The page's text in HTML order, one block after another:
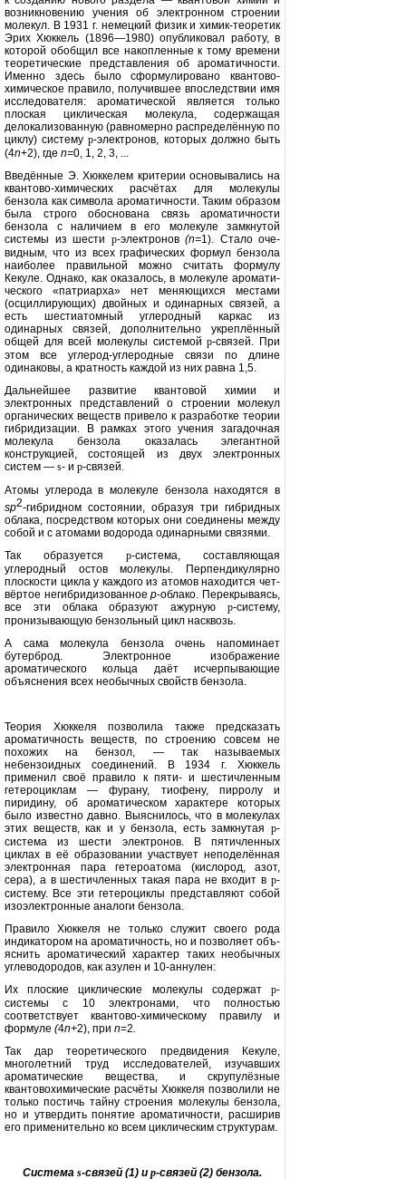
возникновению учения об электрон­ном строении
молекул. В 1931 г. не­мецкий физик и химик-теоретик
Эрих Хюккель (1896—1980) опубли­ковал работу, в
которой обобщил все накопленные к тому времени
теоретические представления об аро­матичности.
Именно здесь было сформулировано квантово-
химическое правило, получившее впос­ледствии имя
исследователя: арома­тической является только
плоская циклическая молекула, содержащая
делокализованную (равномерно рас­пределённую по
циклу) системуp-электронов, которых должно быть
(4n+2), где n=0, 1, 2, 3, ...
Введённые Э. Хюккелем критерии основывались на
квантово-химических расчётах для молекулы
бензола как символа ароматичности. Таким образом
была строго обоснована связь ароматичности
бензола с наличием в его молекуле замкнутой
системы из шести p-электронов (n=1). Стало оче­
видным, что из всех графических формул бензола
наиболее правильной можно считать формулу
Кекуле. Одна­ко, как оказалось, в молекуле аромати­
ческого «патриарха» нет меняющихся местами
(осциллирующих) двойных и одинарных связей, а
есть шестиатом­ный углеродный каркас из
одинарных связей, дополнительно укреплённый
общей для всей молекулы системойp-связей. При
этом все углерод-угле­родные связи по длине
одинаковы, а кратность каждой из них равна 1,5.
Дальнейшее развитие квантовой химии и
электронных представлений о строении молекул
органических ве­ществ привело к разработке теории
гибридизации. В рамках этого учения загадочная
молекула бензола оказа­лась элегантной
конструкцией, состо­ящей из двух электронных
систем — s- и p-связей.
Атомы углерода в молекуле бензо­ла находятся в
sр2-гибридном состо­янии, образуя три гибридных
облака, посредством которых они соединены между
собой и с атомами водорода одинарными связями.
Так образуется p-система, составля­ющая
углеродный остов молекулы. Перпендикулярно
плоскости цикла у каждого из атомов находится чет­
вёртое негибридизованноер-облако. Перекрываясь,
все эти облака образу­ют ажурную p-систему,
пронизываю­щую бензольный цикл насквозь.
А сама молекула бензола очень на­поминает
бутерброд. Электронное изображение
ароматического кольца даёт исчерпывающие
объяснения всех необычных свойств бензола.
Теория Хюккеля позволила также предсказать
ароматичность веществ, по строению совсем не
похожих на бензол, — так называемых
небензоидных соединений. В 1934 г. Хюккель
применил своё правило к пяти- и шестичленным
гетероциклам — фурану, тиофену, пирролу и
пиридину, об ароматическом характере которых
было известно давно. Выяснилось, что в молекулах
этих веществ, как и у бен­зола, есть замкнутая p-
система из шести электронов. В пятичленных
циклах в её образовании участвует неподелённая
электронная пара гетероатома (кислород, азот,
сера), а в шестичленных такая пара не входит в p-
систему. Все эти гетероциклы пред­ставляют собой
изоэлектронные ана­логи бензола.
Правило Хюккеля не только слу­жит своего рода
индикатором на ароматичность, но и позволяет объ­
яснить ароматический характер та­ких необычных
углеводородов, как азулен и 10-аннулен:
Их плоские циклические молеку­лы содержат p-
системы с 10 электро­нами, что полностью
соответствует квантово-химическому правилу и
формуле (4n+2), при n=2
Так дар теоретического предвиде­ния Кекуле,
многолетний труд иссле­дователей, изучавших
ароматические вещества, и скрупулёзные
квантовохимические расчёты Хюккеля по­зволили не
только постичь тайну строения молекулы бензола,
но и утвердить понятие ароматичности, расширив
его применительно ко всем циклическим структурам.
Система s-связей (1) и p-связей (2) бензола.